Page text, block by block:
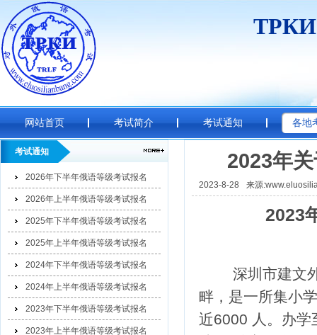
网站首页 考试简介 考试通知 各地
考试通知
2026年下半年俄语等级考试报名
2026年上半年俄语等级考试报名
2025年下半年俄语等级考试报名
2025年上半年俄语等级考试报名
2024年下半年俄语等级考试报名
2024年上半年俄语等级考试报名
2023年下半年俄语等级考试报名
2023年上半年俄语等级考试报名
2023年
2023-8-28 来源
2023
深圳市建文
畔，是一所集小
近6000 人。办学